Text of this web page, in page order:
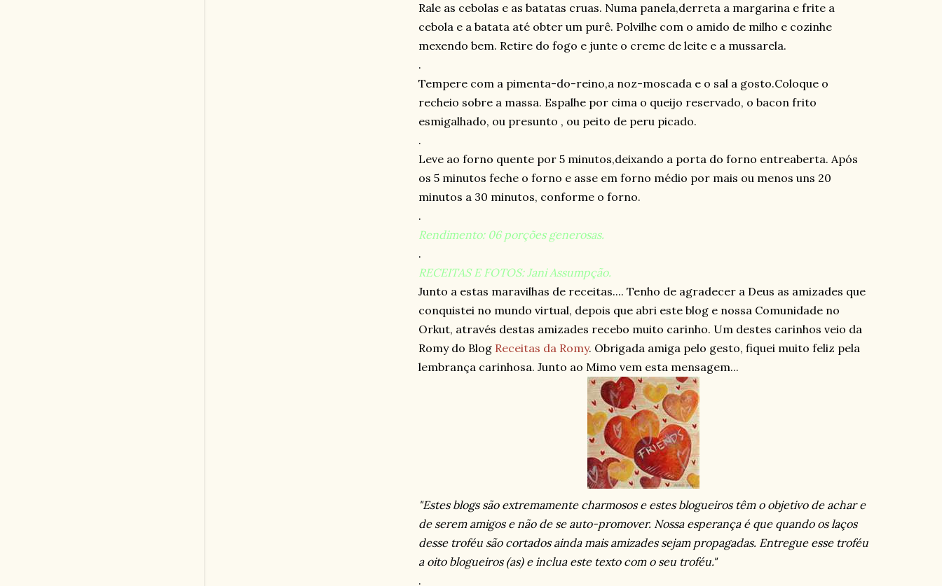
Rale as cebolas e as batatas cruas. Numa panela,derreta a margarina e frite a
cebola e a batata até obter um purê. Polvilhe com o amido de milho e cozinhe
mexendo bem. Retire do fogo e junte o creme de leite e a mussarela.
.
Tempere com a pimenta-do-reino,a noz-moscada e o sal a gosto.Coloque o
recheio sobre a massa. Espalhe por cima o queijo reservado, o bacon frito
esmigalhado, ou presunto , ou peito de peru picado.
.
Leve ao forno quente por 5 minutos,deixando a porta do forno entreaberta. Após
os 5 minutos feche o forno e asse em forno médio por mais ou menos uns 20
minutos a 30 minutos, conforme o forno.
.
Rendimento: 06 porções generosas.
.
RECEITAS E FOTOS: Jani Assumpção.
Junto a estas maravilhas de receitas.... Tenho de agradecer a Deus as amizades que
conquistei no mundo virtual, depois que abri este blog e nossa Comunidade no
Orkut, através destas amizades recebo muito carinho. Um destes carinhos veio da
Romy do Blog Receitas da Romy. Obrigada amiga pelo gesto, fiquei muito feliz pela
lembrança carinhosa. Junto ao Mimo vem esta mensagem...
"Estes blogs são extremamente charmosos e estes blogueiros têm o objetivo de achar e
de serem amigos e não de se auto-promover. Nossa esperança é que quando os laços
desse troféu são cortados ainda mais amizades sejam propagadas. Entregue esse troféu
a oito blogueiros (as) e inclua este texto com o seu troféu."
.